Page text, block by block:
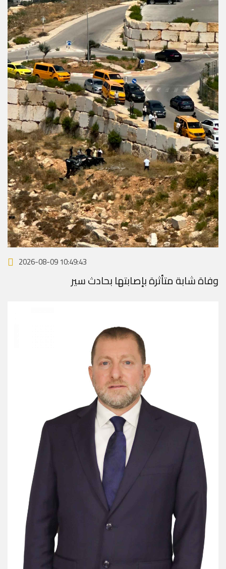
2026-08-09 10:49:43
وفاة شابة متأثرة بإصابتها بحادث سير